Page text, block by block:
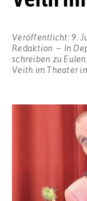
Veröffentlicht: 9.
Redaktion
In
schreiben zu
Veith im Theater